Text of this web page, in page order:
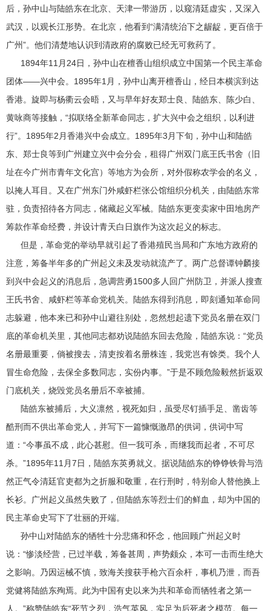
后，孙中山与陆皓东在北京、天津一带游历，以窥清廷虚实，又深入
武汉，以观长江形势。在北京，他看到“满清统治下之龌龊，更百倍于
广州”。他们清楚地认识到清政府的腐败已经无可救药了。
1894年11月24日，孙中山在檀香山组织成立中国第一个民主革命
团体——兴中会。1895年1月，孙中山离开檀香山，经日本横滨到达
香港。旋即与杨衢云会晤，又与早年好友郑士良、陆皓东、陈少白、
黄咏商等接触，“拟联络全新革命同志，扩大兴中会之组织，以利进
行”。1895年2月香港兴中会成立。1895年3月下旬，孙中山和陆皓
东、郑士良等到广州建立兴中会分会，租得广州双门底王氏书舍（旧
址在今广州市青年文化宫）等地方为会所，对外假称农学会的名义，
以掩人耳目。又在广州东门外咸虾栏张公馆组织分机关，由陆皓东常
驻，负责招待各方同志，储藏起义军械。陆皓东更变卖家中田地房产
筹款作革命经费，并设计青天白日旗作为这次起义的标志。
但是，革命党的举动早就引起了香港殖民当局和广东地方政府的
注意，筹备半年多的广州起义未及发动就流产了。两广总督谭钟麟接
到兴中会起义的消息后，急调营勇1500多人回广州防卫，并派人搜查
王氏书舍、咸虾栏等革命党机关。陆皓东得到消息，即刻通知革命同
志躲避，他本来已和孙中山避往别处，忽然想起遗下党员名册在双门
底的革命机关里，其他同志都劝说陆皓东回去危险，陆皓东说：“党员
名册最重要，倘被搜去，清吏按着名册株连，我党岂有馀类。我个人
冒生命危险，去保全多数同志，实份内事。”于是不顾危险毅然折返双
门底机关，烧毁党员名册后不幸被捕。
陆皓东被捕后，大义凛然，视死如归，虽受尽钉插手足、凿齿等
酷刑而不供出革命党人，并写下一篇慷慨激昂的供词，供词中写
道：“今事虽不成，此心甚慰。但一我可杀，而继我而起者，不可尽
杀。”1895年11月7日，陆皓东英勇就义。据说陆皓东的铮铮铁骨与浩
然正气令清廷官吏都为之折服和敬重，在行刑时，特别命人替他换上
长衫。广州起义虽然失败了，但陆皓东等烈士们的鲜血，却为中国的
民主革命史写下了壮丽的开端。
孙中山对陆皓东的牺牲十分悲痛和怀念，他回顾广州起义时
说：“惨淡经营，已过半载，筹备甚周，声势颇众，本可一击而生绝大
之影响。乃因运械不慎，致海关搜获手枪六百余杆，事机乃泄，而吾
党健将陆皓东殉焉。此为中国有史以来为共和革命而牺牲者之第一
人。”称赞陆皓东“死节之烈，浩气英风，实足为后死者之模范。每一